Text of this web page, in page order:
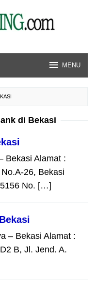
MENU
di Bekasi
Bekasi Alamat :
26, Bekasi
No. […]
– Bekasi Alamat :
B, Jl. Jend. A.